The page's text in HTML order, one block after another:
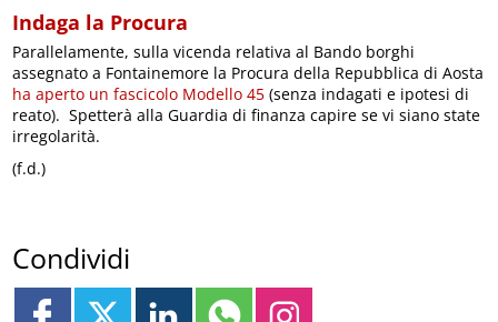
Indaga la Procura
Parallelamente, sulla vicenda relativa al Bando borghi
assegnato a Fontainemore la Procura della Repubblica di Aosta
ha aperto un fascicolo Modello 45 (senza indagati e ipotesi di
reato). Spetterà alla Guardia di finanza capire se vi siano state
irregolarità.
(f.d.)
Condividi